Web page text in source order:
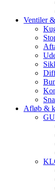
Ventiler
Afløb &